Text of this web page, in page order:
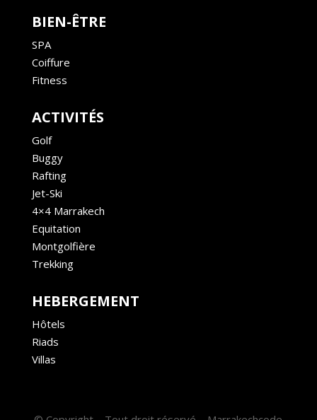
BIEN-ÊTRE
SPA
Coiffure
Fitness
ACTIVITÉS
Golf
Buggy
Rafting
Jet-Ski
4×4 Marrakech
Equitation
Montgolfière
Trekking
HEBERGEMENT
Hôtels
Riads
Villas